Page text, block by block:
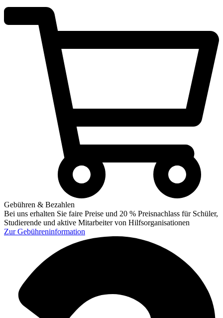
Gebühren & Bezahlen
Bei uns erhalten Sie faire Preise und 20 % Preisnachlass für Schüler,
Studierende und aktive Mitarbeiter von Hilfsorganisationen
ZurGebühreninformation